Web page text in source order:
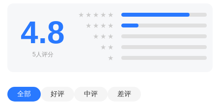
丰富的功能：集3D创作、3D视觉体验、互动等功能服务于一
体，可以满足大家多样化的使用需求。
4.8
5人评分
★ ★ ★ ★ ★
★ ★ ★ ★
★ ★ ★
★ ★
★
全部 好评 中评 差评